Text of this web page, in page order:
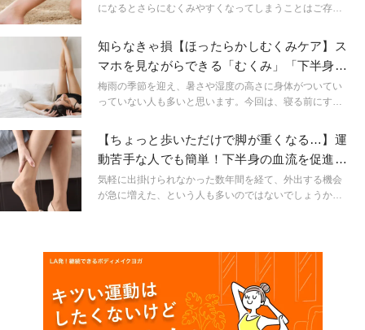
になるとさらにむくみやすくなってしまうことはご存知
防・解消するカギとなる部分のストレッチを習慣にして
みましょう！
知らなきゃ損【ほったらかしむくみケア】ス
マホを見ながらできる「むくみ」「下半身リ
セット」方法
梅雨の季節を迎え、暑さや湿度の高さに身体がついてい
っていない人も多いと思います。今回は、寝る前にする
介。寝たままでもスマホを見ながらでもできちゃいま
す！
【ちょっと歩いただけで脚が重くなる…】運
動苦手な人でも簡単！下半身の血流を促進す
る「むくみとり」
気軽に出掛けられなかった数年間を経て、外出する機会
が急に増えた、という人も多いのではないでしょうか。
間がない人でも続けられる、下半身の血流UPエクササイ